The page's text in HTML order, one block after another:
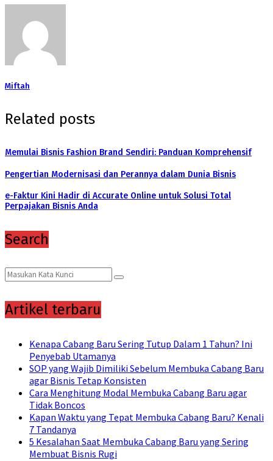
Miftah
Related posts
Memulai Bisnis Fashion Brand Sendiri: Panduan Komprehensif
Pengertian Modernisasi dan Perannya dalam Dunia Bisnis
e-Faktur Kini Hadir di Accurate Online untuk Solusi Total
Perpajakan Bisnis Anda
Search
Search
for:
Search
Artikel terbaru
Kenapa Cabang Baru Sering Tutup Dalam 1 Tahun? Ini
Penyebab Utamanya
SOP yang Wajib Dimiliki Sebelum Membuka Cabang Baru
agar Bisnis Tetap Konsisten
Cara Menghitung Modal Membuka Cabang Baru agar
Tidak Boncos
Kapan Waktu yang Tepat Membuka Cabang Baru? Kenali
7 Tandanya
5 Kesalahan Saat Membuka Cabang Baru yang Sering
Membuat Bisnis Rugi